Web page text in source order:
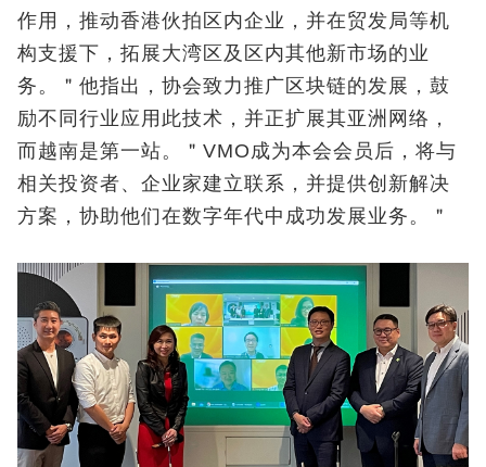
作用，推动香港伙拍区内企业，并在贸发局等机
构支援下，拓展大湾区及区内其他新市场的业
务。＂他指出，协会致力推广区块链的发展，鼓
励不同行业应用此技术，并正扩展其亚洲网络，
而越南是第一站。＂VMO成为本会会员后，将与
相关投资者、企业家建立联系，并提供创新解决
方案，协助他们在数字年代中成功发展业务。＂